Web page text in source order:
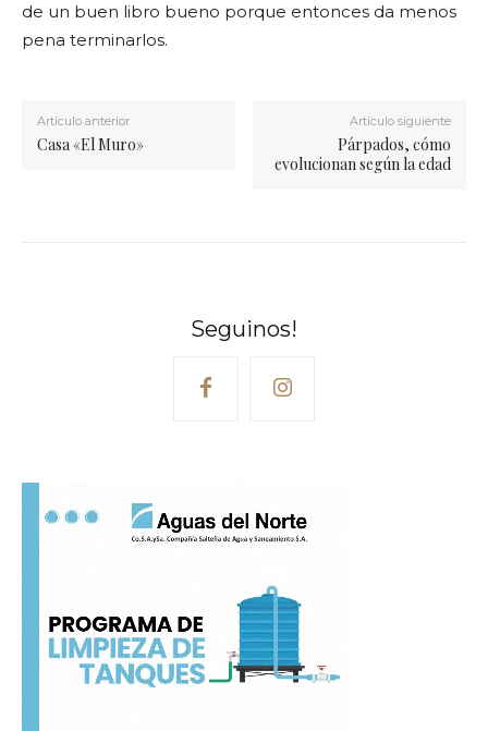
de un buen libro bueno porque entonces da menos
pena terminarlos.
Artículo anterior
Casa «El Muro»
Artículo siguiente
Párpados, cómo
evolucionan según la edad
Seguinos!